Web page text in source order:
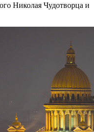
Николая Чудотворца и